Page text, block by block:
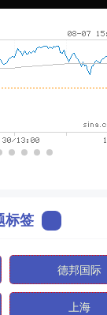
标签
德邦国际
上海